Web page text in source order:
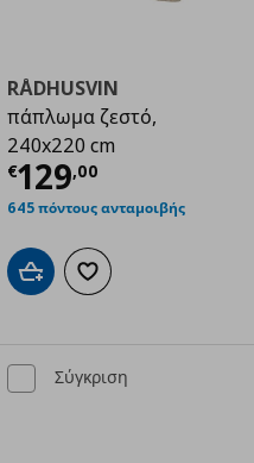
€ 79,99
RÅDHUSVIN
πάπλωμα ζεστό,
240x220 cm
€129,00
Τρέχουσα
645 πόντους ανταμοιβής
Προσθήκη στο καλάθι
Προσθήκη στα
Σύγκριση